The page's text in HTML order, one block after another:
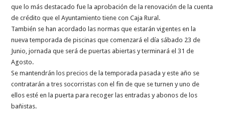
que lo más destacado fue la aprobación de la renovación de la cuenta
de crédito que el Ayuntamiento tiene con Caja Rural.
También se han acordado las normas que estarán vigentes en la
nueva temporada de piscinas que comenzará el día sábado 23 de
Junio, jornada que será de puertas abiertas y terminará el 31 de
Agosto.
Se mantendrán los precios de la temporada pasada y este año se
contratarán a tres socorristas con el fin de que se turnen y uno de
ellos esté en la puerta para recoger las entradas y abonos de los
bañistas.